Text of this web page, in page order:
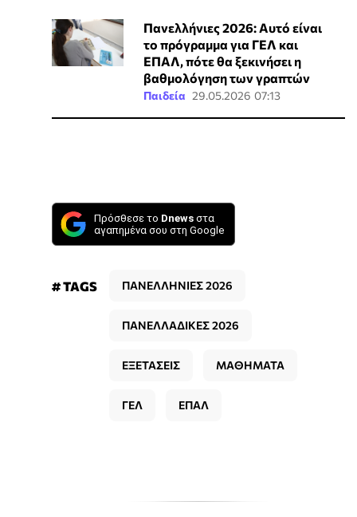
Πανελλήνιες 2026: Αυτό είναι
το πρόγραμμα για ΓΕΛ και
ΕΠΑΛ, πότε θα ξεκινήσει η
βαθμολόγηση των γραπτών
Παιδεία 29.05.2026 07:13
Πρόσθεσε το Dnews στα
αγαπημένα σου στη Google
# TAGS ΠΑΝΕΛΛΗΝΙΕΣ 2026
ΠΑΝΕΛΛΑΔΙΚΕΣ 2026
ΕΞΕΤΑΣΕΙΣ ΜΑΘΗΜΑΤΑ
ΓΕΛ ΕΠΑΛ